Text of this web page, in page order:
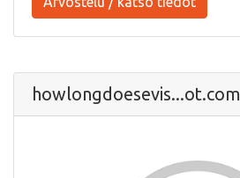
howlongdoesevis...ot.com